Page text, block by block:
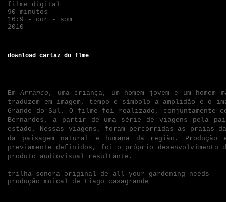
filme digital
90 minutos
16:9 - cor - som
2010
download cartaz do flme
EmArranco , uma criança, um homem jovem e um homem
traduzem em imagem, tempo e símbolo a amplidão e o
Grande do Sul. O filme foi realizado, conjuntamente
Bernardes, a partir de uma série de viagens pela
estado. Nessas viagens, foram percorridas as praias
da paisagem natural e humana da região.
previamente definidos, foi o próprio desenvolvimento
produto audiovisual resultante.
trilha sonora original de all your gardening needs
produção muical de tiago casagrande